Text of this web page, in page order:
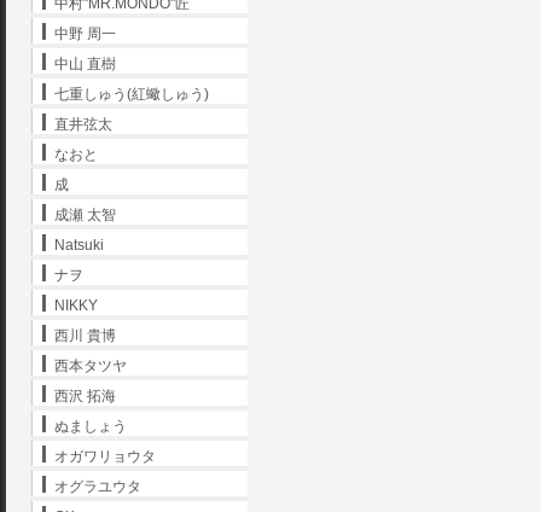
中村"MR.MONDO"匠
中野 周一
中山 直樹
七重しゅう(紅蠍しゅう)
直井弦太
なおと
成
成瀬 太智
Natsuki
ナヲ
NIKKY
西川 貴博
西本タツヤ
西沢 拓海
ぬましょう
オガワリョウタ
オグラユウタ